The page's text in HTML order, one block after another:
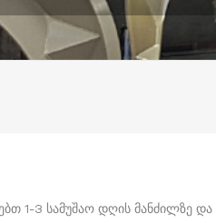
1-3 სამუშაო დღის მანძილზე